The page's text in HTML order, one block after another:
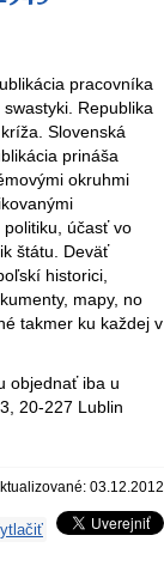
pracovníka
Republika
Slovenská
prináša
okruhmi
účasť vo
štátu. Deväť
historici,
mapy, no
takmer ku každej v
objednať iba u
20-227 Lublin
03.12.2012